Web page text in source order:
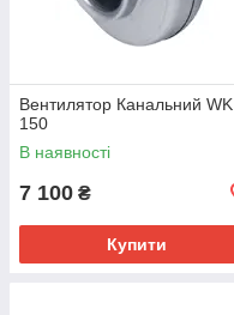
Вентилятор Канальний WK
150
В наявності
7 100 ₴
Купити